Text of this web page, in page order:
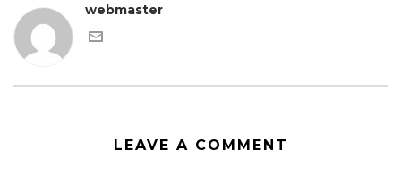
webmaster
LEAVE A COMMENT